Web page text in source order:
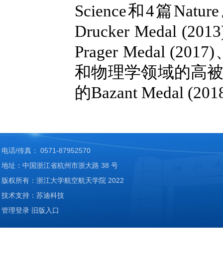
Science和4篇
Drucker Medal
Prager Medal
和物理学领域的高
的Bazant Medal
电话/传真： 0571-87952570
地址：中国浙江省杭州市浙大路 38 号
版权所有：浙江大学航空航天学院 2022
技术支持：苏迪科技
管理登录 旧版入口